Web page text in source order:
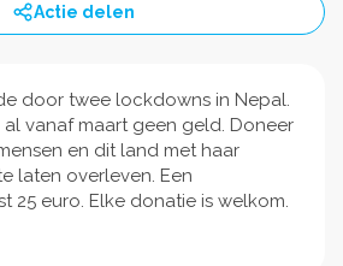
Actie delen
door twee lockdowns in Nepal.
al vanaf maart geen geld. Doneer
en dit land met haar
laten overleven. Een
25 euro. Elke donatie is welkom.